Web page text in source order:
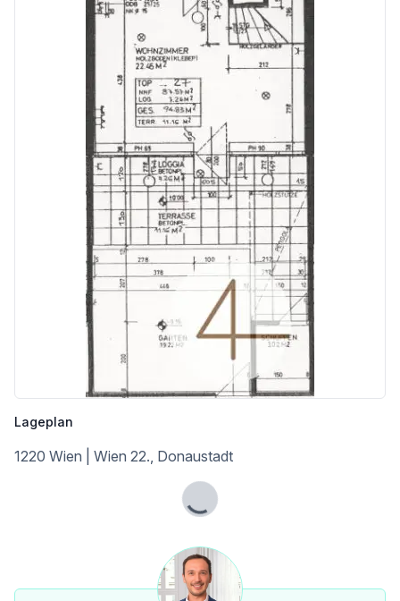
12min mit dem Autobus 26A zur Aspernstraße U2
27min mit dem Autobus 26A zum Donauzentrum
Es können optional zwei Tiefgaragenstellplätze zu je € 86,– pro Stellplatz angemietet werden.
Gerne steht Ihnen Herr Michael Hellebrand für weitere Fragen bzw. flexibel gestaltbare Besichtigungstermine unter 0664 75346995 [tel:066475346995] zur Verfügung.
www.4immobilien.at
Wir weisen ausdrücklich auf unser wirtschaftliches Naheverhältnis mit dem Abgeber/der Abgeberin und auf unsere Vermittlungstätigkeit als Doppelmakler hin.
Irrtum und Änderungen vorbehalten!
Wir weisen darauf hin, dass zwischen dem Vermittler und dem zu vermittelnden Dritten ein familiäres oder wirtschaftliches Naheverhältnis besteht.
Der Vermittler ist als Doppelmakler tätig.
Lageplan
1220 Wien | Wien 22., Donaustadt
Lade...